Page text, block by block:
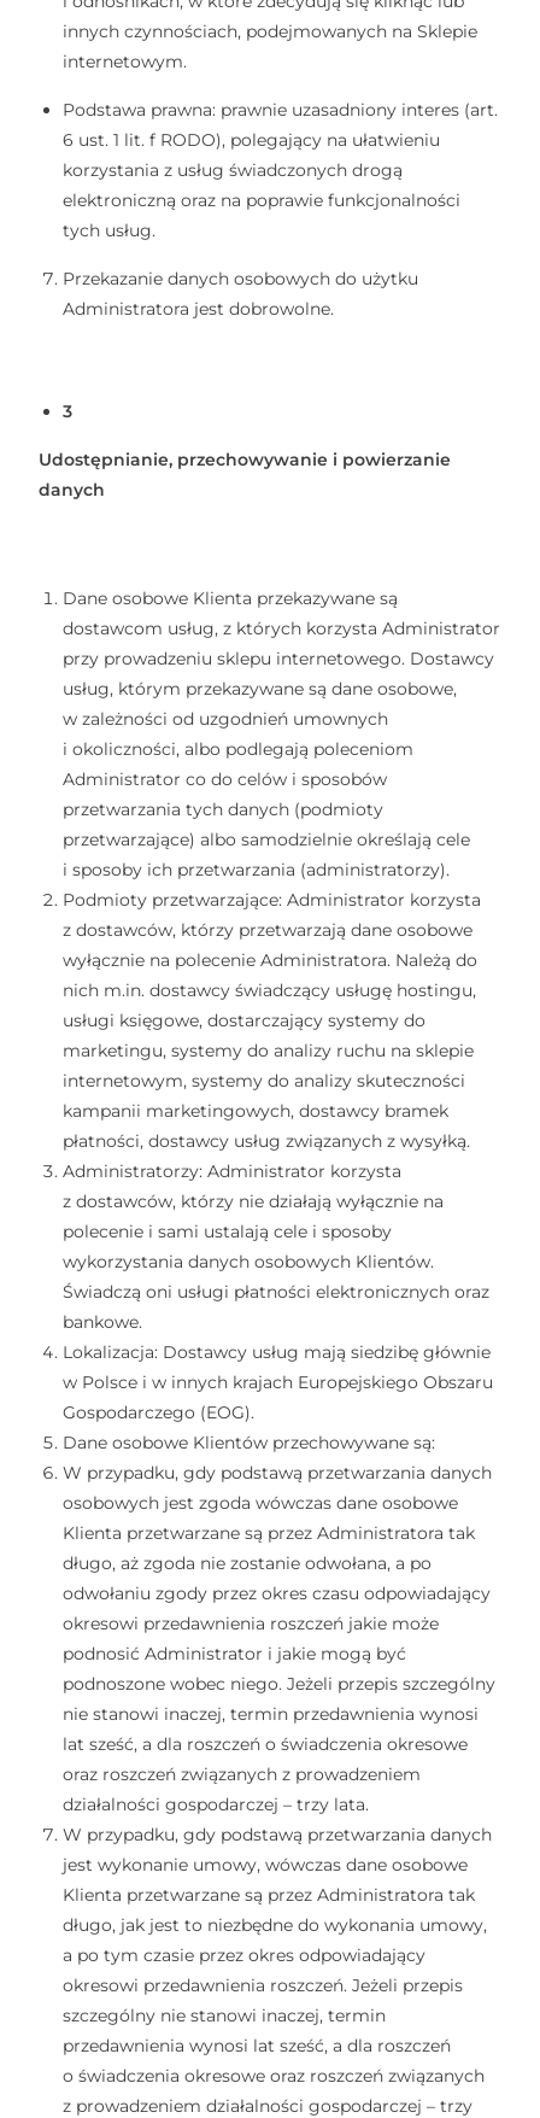
innych czynnościach, podejmowanych na Sklepie
internetowym.
Podstawa prawna: prawnie uzasadniony interes (art.
6 ust. 1 lit. f RODO), polegający na ułatwieniu
korzystania z usług świadczonych drogą
elektroniczną oraz na poprawie funkcjonalności
tych usług.
Przekazanie danych osobowych do użytku
Administratora jest dobrowolne.
3
Udostępnianie, przechowywanie i powierzanie
danych
Dane osobowe Klienta przekazywane są
dostawcom usług, z których korzysta Administrator
przy prowadzeniu sklepu internetowego. Dostawcy
usług, którym przekazywane są dane osobowe,
w zależności od uzgodnień umownych
i okoliczności, albo podlegają poleceniom
Administrator co do celów i sposobów
przetwarzania tych danych (podmioty
przetwarzające) albo samodzielnie określają cele
i sposoby ich przetwarzania (administratorzy).
Podmioty przetwarzające: Administrator korzysta
z dostawców, którzy przetwarzają dane osobowe
wyłącznie na polecenie Administratora. Należą do
nich m.in. dostawcy świadczący usługę hostingu,
usługi księgowe, dostarczający systemy do
marketingu, systemy do analizy ruchu na sklepie
internetowym, systemy do analizy skuteczności
kampanii marketingowych, dostawcy bramek
płatności, dostawcy usług związanych z wysyłką.
Administratorzy: Administrator korzysta
z dostawców, którzy nie działają wyłącznie na
polecenie i sami ustalają cele i sposoby
wykorzystania danych osobowych Klientów.
Świadczą oni usługi płatności elektronicznych oraz
bankowe.
Lokalizacja: Dostawcy usług mają siedzibę głównie
w Polsce i w innych krajach Europejskiego Obszaru
Gospodarczego (EOG).
Dane osobowe Klientów przechowywane są:
W przypadku, gdy podstawą przetwarzania danych
osobowych jest zgoda wówczas dane osobowe
Klienta przetwarzane są przez Administratora tak
długo, aż zgoda nie zostanie odwołana, a po
odwołaniu zgody przez okres czasu odpowiadający
okresowi przedawnienia roszczeń jakie może
podnosić Administrator i jakie mogą być
podnoszone wobec niego. Jeżeli przepis szczególny
nie stanowi inaczej, termin przedawnienia wynosi
lat sześć, a dla roszczeń o świadczenia okresowe
oraz roszczeń związanych z prowadzeniem
działalności gospodarczej – trzy lata.
W przypadku, gdy podstawą przetwarzania danych
jest wykonanie umowy, wówczas dane osobowe
Klienta przetwarzane są przez Administratora tak
długo, jak jest to niezbędne do wykonania umowy,
a po tym czasie przez okres odpowiadający
okresowi przedawnienia roszczeń. Jeżeli przepis
szczególny nie stanowi inaczej, termin
przedawnienia wynosi lat sześć, a dla roszczeń
o świadczenia okresowe oraz roszczeń związanych
z prowadzeniem działalności gospodarczej – trzy